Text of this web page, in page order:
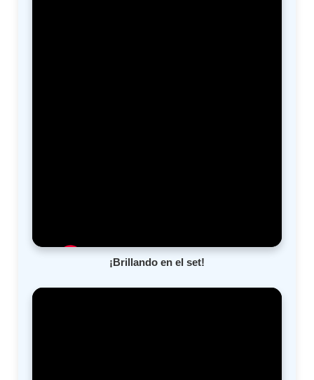
¡Brillando en el set!